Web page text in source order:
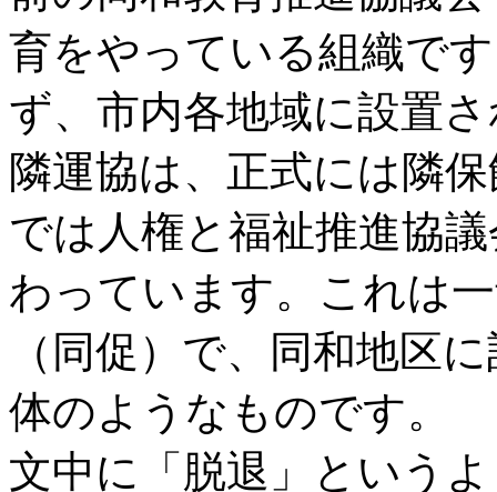
育をやっている組織で
ず、市内各地域に設置
隣運協は、正式には隣
では人権と福祉推進協
わっています。これは
（同促）で、同和地区
体のようなものです。
文中に「脱退」という